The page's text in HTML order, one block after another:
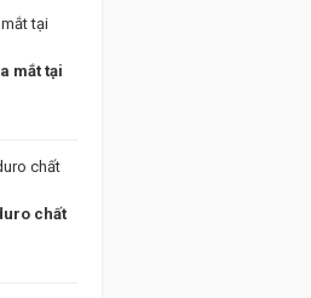
mắt tại
chất